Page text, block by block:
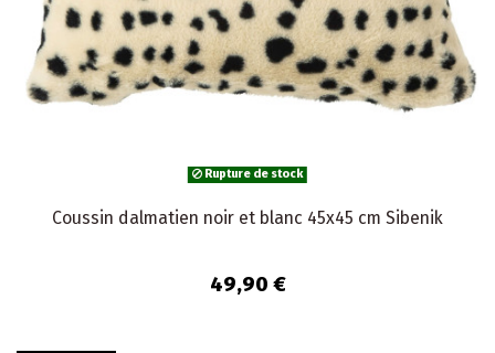
Rupture de stock
Coussin dalmatien noir et blanc 45x45 cm Sibenik
49,90 €